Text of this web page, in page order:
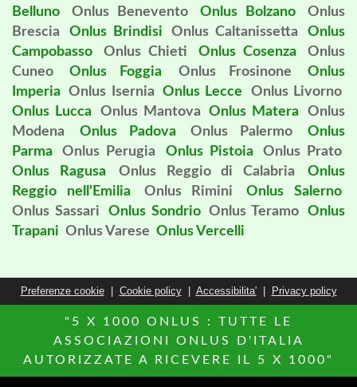
Belluno
Onlus Benevento Onlus Bolzano
Onlus
Brescia
Onlus Brindisi Onlus Caltanissetta
Onlus
Campobasso
Onlus Chieti Onlus Cosenza
Onlus
Cuneo
Onlus Foggia Onlus Frosinone
Onlus
Imperia Onlus Isernia Onlus Lecce
Onlus Livorno
Onlus Lucca
Onlus Mantova Onlus Matera
Onlus
Modena
Onlus Padova Onlus Palermo
Onlus
Parma
Onlus Perugia Onlus Pistoia
Onlus Prato
Onlus Ragusa
Onlus Reggio di Calabria
Onlus
Reggio nell'Emilia
Onlus Rimini
Onlus Salerno
Onlus Sassari
Onlus Sondrio Onlus Teramo
Onlus
Trapani Onlus Varese Onlus Vercelli
Preferenze cookie| Cookie policy| Accessibilita'| Privacy policy
"5 X 1000 ONLUS : TUTTE LE
ASSOCIAZIONI ONLUS D'ITALIA
AUTORIZZATE A RICEVERE IL 5 X 1000"